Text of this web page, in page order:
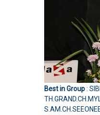
Best in Group: